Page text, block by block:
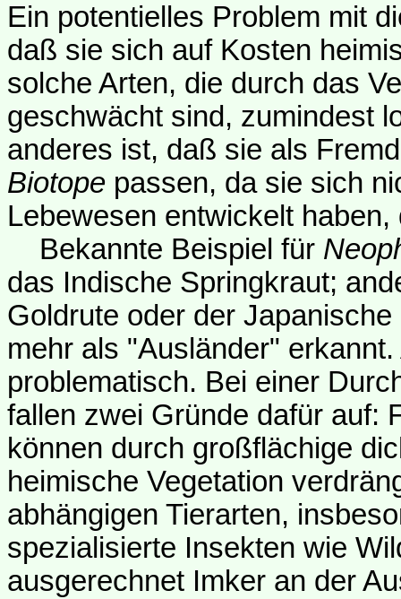
Ein potentielles Problem mit
daß sie sich auf Kosten
solche Arten, die durch das
geschwächt sind, zumindest
anderes ist, daß sie als
Biotope passen, da sie sich
Lebewesen entwickelt
Bekannte Beispiel für
das Indische Springkraut;
Goldrute oder der
mehr als "Ausländer"
problematisch. Bei einer
fallen zwei Gründe dafür auf:
können durch großflächige
heimische Vegetation
abhängigen Tierarten,
spezialisierte Insekten wie
ausgerechnet Imker an der